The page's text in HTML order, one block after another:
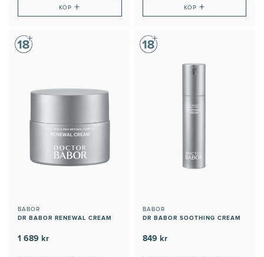
KÖP+ KÖP +
BABOR
DR BABOR RENEWAL CREAM
1 689 kr
BABOR
DR BABOR SOOTHING CREAM
849 kr